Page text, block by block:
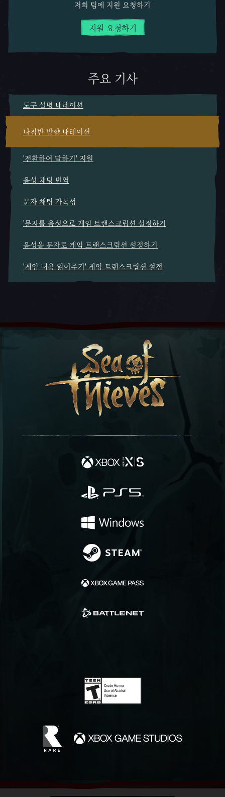
저희 팀에 지원 요청하기
지원 요청하기
주요 기사
도구 설명 내레이션
나침반 방향 내레이션
'전환하여 말하기' 지원
음성 채팅 번역
문자 채팅 가독성
'문자를 음성으로 게임 트랜스크립션 설정하기
음성을 문자로 게임 트랜스크립션 설정하기
'게임 내용 읽어주기' 게임 트랜스크립션 설정